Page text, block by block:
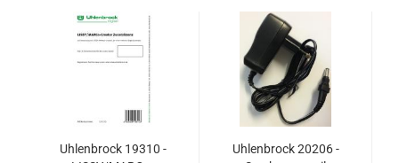
Uhlenbrock 19310 -
Uhlenbrock 20206 -